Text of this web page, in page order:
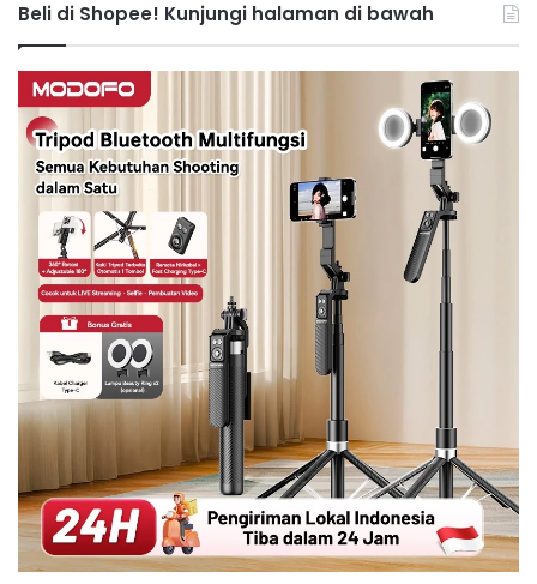
Beli di Shopee! Kunjungi halaman di bawah